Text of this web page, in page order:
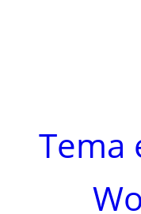
Tema